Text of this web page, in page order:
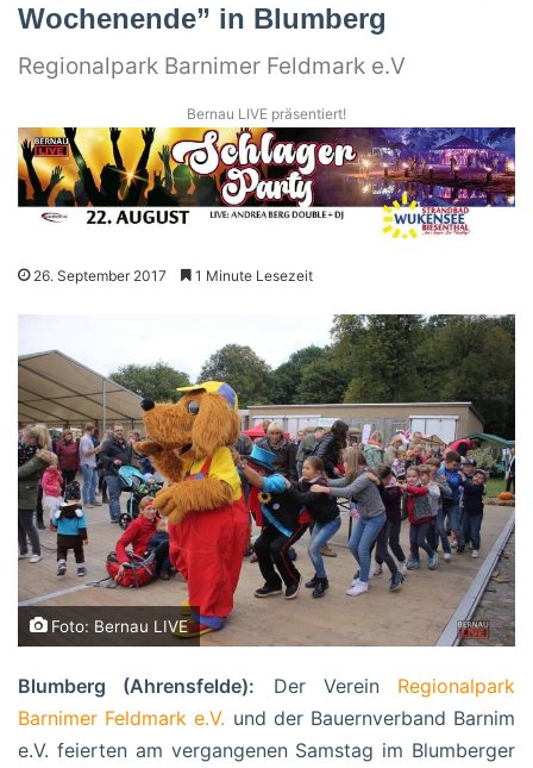
Wochenende” in Blumberg
Regionalpark Barnimer Feldmark e.V
Bernau LIVE präsentiert!
26. September 2017 1 Minute Lesezeit
Foto: Bernau LIVE
Blumberg (Ahrensfelde): Der VereinRegionalpark
Barnimer Feldmark e.V. und der Bauernverband Barnim
e.V. feierten am vergangenen Samstag im Blumberger